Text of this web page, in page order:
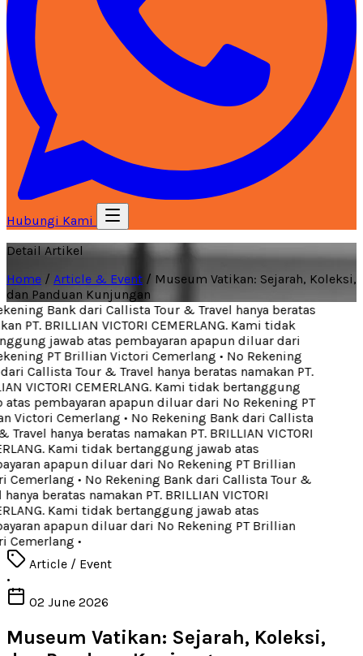
Hubungi Kami
Detail Artikel
Home / Article & Event / Museum Vatikan: Sejarah, Koleksi,
dan Panduan Kunjungan
Bank dari Callista Tour & Travel hanya beratas
PT. BRILLIAN VICTORI CEMERLANG. Kami tidak
jawab atas pembayaran apapun diluar dari
PT Brillian Victori Cemerlang• No Rekening
Callista Tour & Travel hanya beratas namakan PT.
VICTORI CEMERLANG. Kami tidak bertanggung
pembayaran apapun diluar dari No Rekening PT
Victori Cemerlang• No Rekening Bank dari Callista
hanya beratas namakan PT. BRILLIAN VICTORI
Kami tidak bertanggung jawab atas
apapun diluar dari No Rekening PT Brillian
• No Rekening Bank dari Callista Tour &
beratas namakan PT. BRILLIAN VICTORI
Kami tidak bertanggung jawab atas
apapun diluar dari No Rekening PT Brillian
•
Article / Event
•
02 June 2026
Museum Vatikan: Sejarah, Koleksi,